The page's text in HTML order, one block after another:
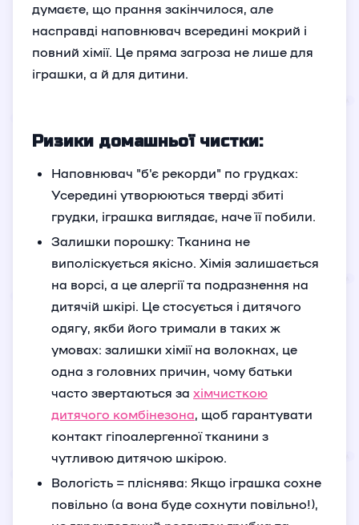
думаєте, що прання закінчилося, але
насправді наповнювач всередині мокрий і
повний хімії. Це пряма загроза не лише для
іграшки, а й для дитини.
Ризики домашньої чистки:
Наповнювач "б'є рекорди" по грудках:
Усередині утворюються тверді збиті
грудки, іграшка виглядає, наче її побили.
Залишки порошку: Тканина не
виполіскується якісно. Хімія залишається
на ворсі, а це алергії та подразнення на
дитячій шкірі. Це стосується і дитячого
одягу, якби його тримали в таких ж
умовах: залишки хімії на волокнах, це
одна з головних причин, чому батьки
часто звертаються за хімчисткою
дитячого комбінезона, щоб гарантувати
контакт гіпоалергенної тканини з
чутливою дитячою шкірою.
Вологість = пліснява: Якщо іграшка сохне
повільно (а вона буде сохнути повільно!),